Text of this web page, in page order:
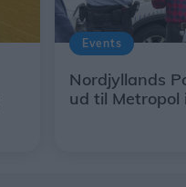
Events
Nordjyllands
ud til Metropol